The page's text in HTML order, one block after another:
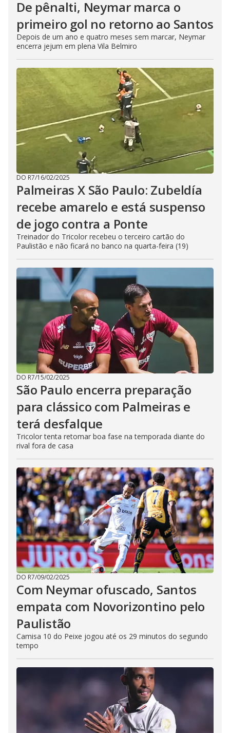
De pênalti, Neymar marca o
primeiro gol no retorno ao Santos
Depois de um ano e quatro meses sem marcar, Neymar
encerra jejum em plena Vila Belmiro
DO R7/16/02/2025
Palmeiras X São Paulo: Zubeldía
recebe amarelo e está suspenso
de jogo contra a Ponte
Treinador do Tricolor recebeu o terceiro cartão do
Paulistão e não ficará no banco na quarta-feira (19)
DO R7/15/02/2025
São Paulo encerra preparação
para clássico com Palmeiras e
terá desfalque
Tricolor tenta retomar boa fase na temporada diante do
rival fora de casa
DO R7/09/02/2025
Com Neymar ofuscado, Santos
empata com Novorizontino pelo
Paulistão
Camisa 10 do Peixe jogou até os 29 minutos do segundo
tempo